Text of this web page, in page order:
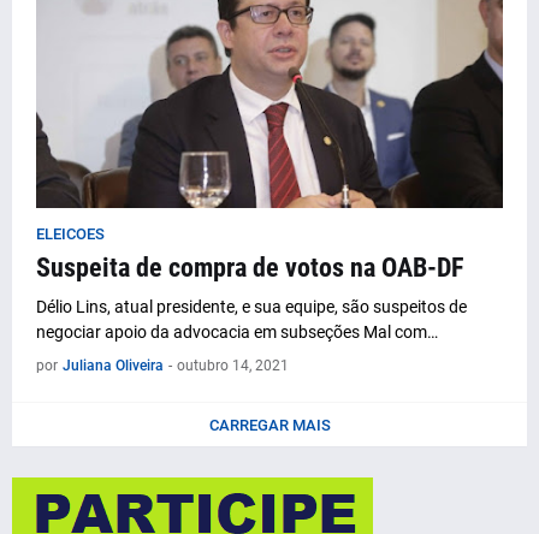
ELEICOES
Suspeita de compra de votos na OAB-DF
Délio Lins, atual presidente, e sua equipe, são suspeitos de
negociar apoio da advocacia em subseções Mal com…
por Juliana Oliveira - outubro 14, 2021
CARREGAR MAIS